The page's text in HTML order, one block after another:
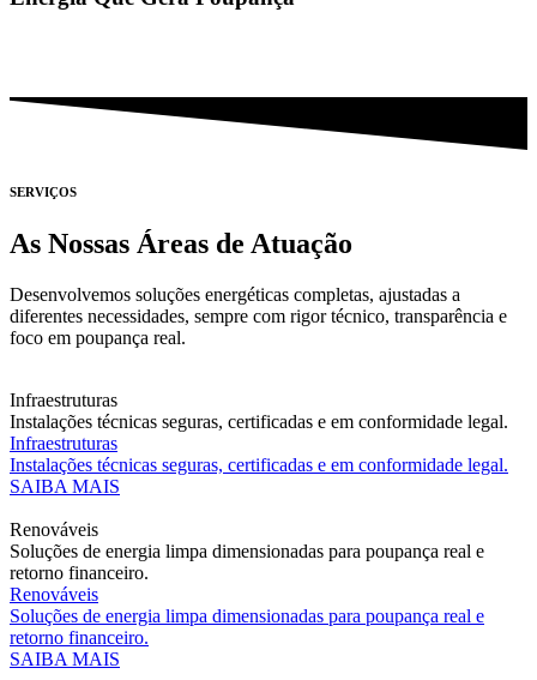
SERVIÇOS
As Nossas Áreas de Atuação
Desenvolvemos soluções energéticas completas, ajustadas a
diferentes necessidades, sempre com rigor técnico, transparência e
foco em poupança real.
Infraestruturas
Instalações técnicas seguras, certificadas e em conformidade legal.
Infraestruturas
Instalações técnicas seguras, certificadas e em conformidade legal.
SAIBA MAIS
Renováveis
Soluções de energia limpa dimensionadas para poupança real e
retorno financeiro.
Renováveis
Soluções de energia limpa dimensionadas para poupança real e
retorno financeiro.
SAIBA MAIS